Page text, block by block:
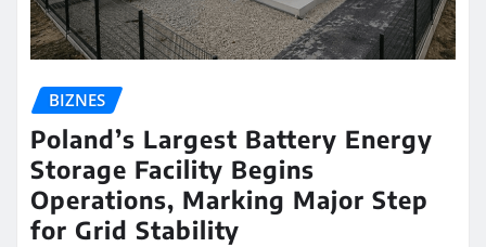
BIZNES
Poland’s Largest Battery Energy
Storage Facility Begins
Operations, Marking Major Step
for Grid Stability